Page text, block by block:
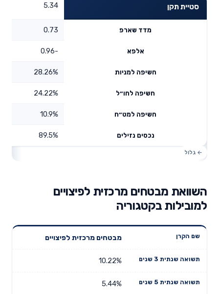
סטיית תקן 5.34
מדד שארפ 0.73
אלפא -0.96
חשיפה למניות 28.26%
חשיפה לחו״ל 24.22%
חשיפה למט״ח 10.9%
נכסים נזילים 89.5%
השוואת מבטחים מרכזית לפיצויים
למובילות בקטגוריה
שנים
תשואה
מבטחים מרכזית לפיצויים
10.22%
5.44%